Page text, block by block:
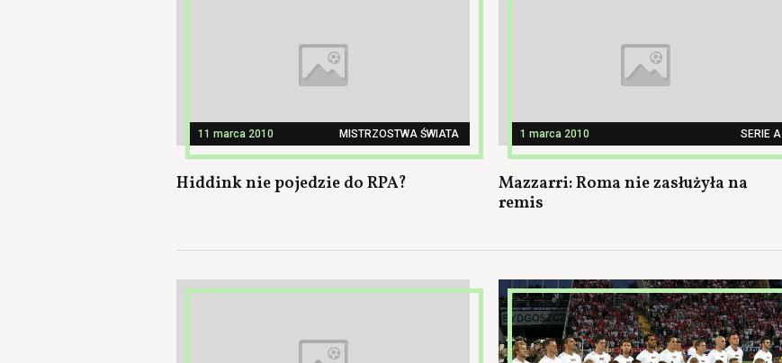
11 marca 2010 MISTRZOSTWA ŚWIATA
Hiddink nie pojedzie do RPA?
1 marca 2010 SERIE A
Mazzarri: Roma nie zasłużyła na
remis